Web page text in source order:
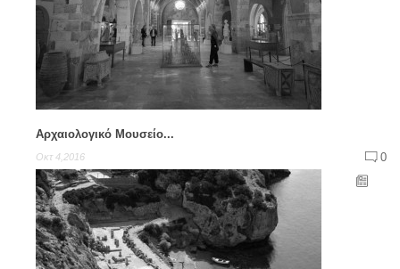
Aρχαιολογικό Μουσείο...
Οκτ 4,2016 0